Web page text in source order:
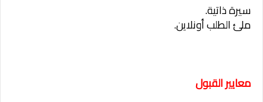
سيرة ذاتية.
ملئ الطلب أونلاين.
معايير القبول